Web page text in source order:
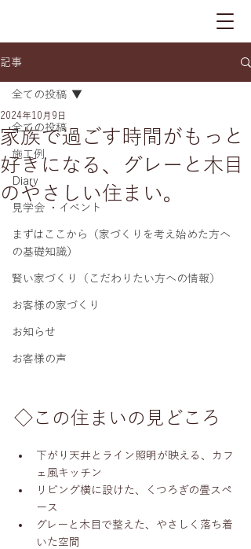
記事
全ての投稿
施工例
Diary
見学会 ・イベント
まずはここから（家づくりを考え始めた方へ
の基礎知識）
賢い家づくり（こだわりたい方への情報）
お客様の家づくり
お知らせ
お客様の声
全ての投稿
家族で過ごす時間がもっと
好きになる、グレーと木目
のやさしい住まい。
2024年10月9日
◇この住まいの見どころ
下がり天井とライン照明が映える、カフ
ェ風キッチン
リビング横に設けた、くつろぎの畳スペ
ース
グレーと木目で整えた、やさしく落ち着
いた空間